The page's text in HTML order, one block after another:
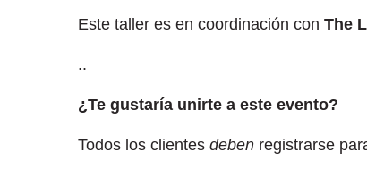
Este taller es en coordinación con The
..
¿Te gustaría unirte a este evento?
Todos los clientes deben registrarse